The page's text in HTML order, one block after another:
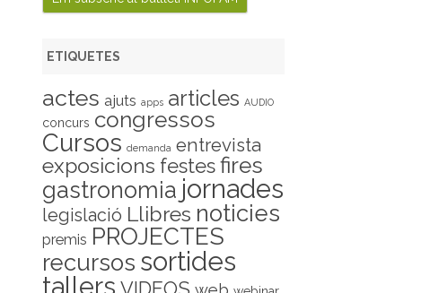
ETIQUETES
actes ajuts apps articles AUDIO
concurs congressos
Cursos demanda entrevista
exposicions festes fires
gastronomia jornades
legislació Llibres noticies
premis PROJECTES
recursos sortides
tallers